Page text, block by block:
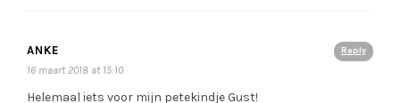
Reply
ANKE
16 maart 2018 at 15:10
Helemaal iets voor mijn petekindje Gust!